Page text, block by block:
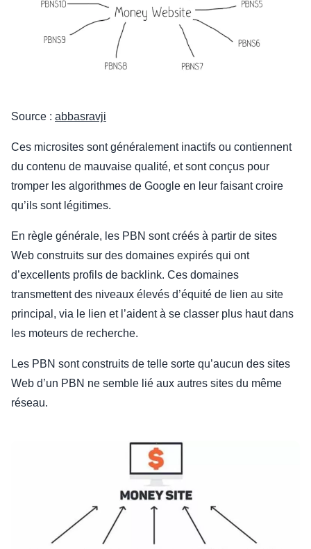
Source : abbasravji
Ces microsites sont généralement inactifs ou contiennent
du contenu de mauvaise qualité, et sont conçus pour
tromper les algorithmes de Google en leur faisant croire
qu’ils sont légitimes.
En règle générale, les PBN sont créés à partir de sites
Web construits sur des domaines expirés qui ont
d’excellents profils de backlink. Ces domaines
transmettent des niveaux élevés d’équité de lien au site
principal, via le lien et l’aident à se classer plus haut dans
les moteurs de recherche.
Les PBN sont construits de telle sorte qu’aucun des sites
Web d’un PBN ne semble lié aux autres sites du même
réseau.